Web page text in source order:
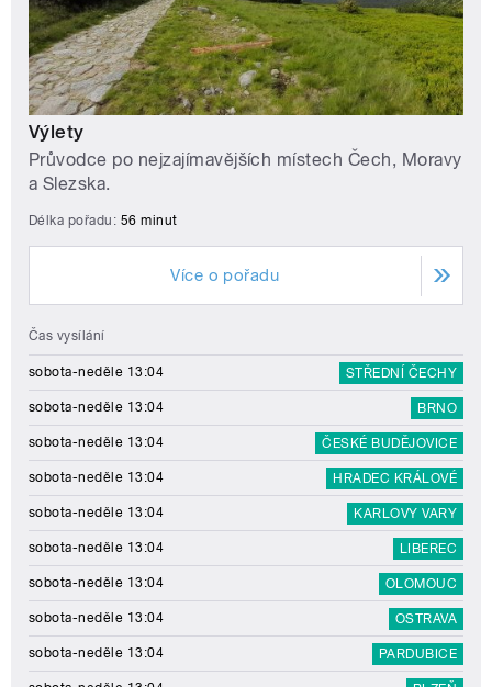
Výlety
Průvodce po nejzajímavějších místech Čech, Moravy
a Slezska.
Délka pořadu: 56 minut
Více o pořadu
Čas vysílání
sobota-neděle 13:04 STŘEDNÍ ČECHY
sobota-neděle 13:04 BRNO
sobota-neděle 13:04 ČESKÉ BUDĚJOVICE
sobota-neděle 13:04 HRADEC KRÁLOVÉ
sobota-neděle 13:04 KARLOVY VARY
sobota-neděle 13:04 LIBEREC
sobota-neděle 13:04 OLOMOUC
sobota-neděle 13:04 OSTRAVA
sobota-neděle 13:04 PARDUBICE